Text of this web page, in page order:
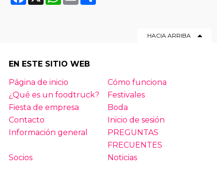
HACIA ARRIBA
EN ESTE SITIO WEB
Página de inicio
Cómo funciona
¿Qué es un foodtruck?
Festivales
Fiesta de empresa
Boda
Contacto
Inicio de sesión
Información general
PREGUNTAS
FRECUENTES
Socios
Noticias